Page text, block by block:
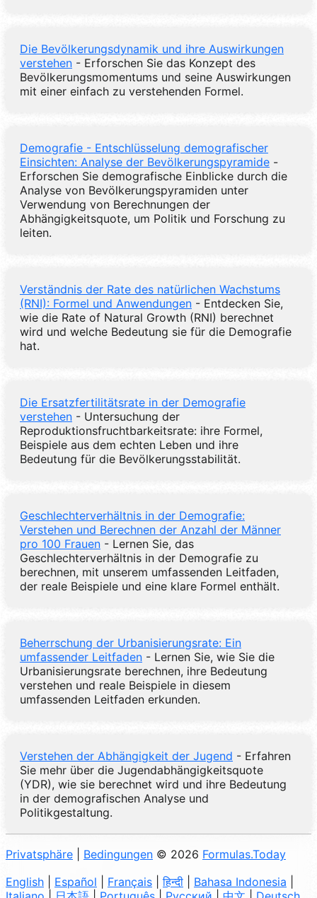
Die Bevölkerungsdynamik und ihre Auswirkungen
verstehen - Erforschen Sie das Konzept des
Bevölkerungsmomentums und seine Auswirkungen
mit einer einfach zu verstehenden Formel.
Demografie - Entschlüsselung demografischer
Einsichten: Analyse der Bevölkerungspyramide -
Erforschen Sie demografische Einblicke durch die
Analyse von Bevölkerungspyramiden unter
Verwendung von Berechnungen der
Abhängigkeitsquote, um Politik und Forschung zu
leiten.
Verständnis der Rate des natürlichen Wachstums
(RNI): Formel und Anwendungen - Entdecken Sie,
wie die Rate of Natural Growth (RNI) berechnet
wird und welche Bedeutung sie für die Demografie
hat.
Die Ersatzfertilitätsrate in der Demografie
verstehen - Untersuchung der
Reproduktionsfruchtbarkeitsrate: ihre Formel,
Beispiele aus dem echten Leben und ihre
Bedeutung für die Bevölkerungsstabilität.
Geschlechterverhältnis in der Demografie:
Verstehen und Berechnen der Anzahl der Männer
pro 100 Frauen - Lernen Sie, das
Geschlechterverhältnis in der Demografie zu
berechnen, mit unserem umfassenden Leitfaden,
der reale Beispiele und eine klare Formel enthält.
Beherrschung der Urbanisierungsrate: Ein
umfassender Leitfaden - Lernen Sie, wie Sie die
Urbanisierungsrate berechnen, ihre Bedeutung
verstehen und reale Beispiele in diesem
umfassenden Leitfaden erkunden.
Verstehen der Abhängigkeit der Jugend - Erfahren
Sie mehr über die Jugendabhängigkeitsquote
(YDR), wie sie berechnet wird und ihre Bedeutung
in der demografischen Analyse und
Politikgestaltung.
Privatsphäre Bedingungen © 2026 Formulas.Today
English
Español Français |हिन्दी Bahasa Indonesia